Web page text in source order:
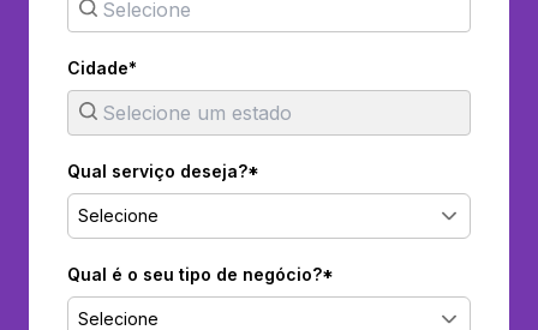
Cidade*
Qual serviço deseja?*
Selecione
Qual é o seu tipo de negócio?*
Selecione